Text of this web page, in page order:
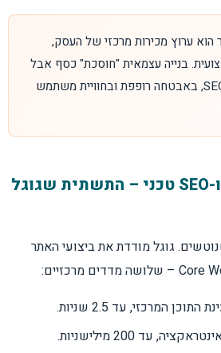
ערוץ מכירות מרכזי של העסק,
בנייה עצמאית "חוסכת" כסף אבל
"עולה" בזמן, בטעויות SEO, באבטחה רופפת ובחוויית משתמש
מהירות, מובייל ו-SEO טכני – התשתית שגוגל
גוגל מודדת את ביצועי האתר
המרכזי, עד 2.5 שניות.
עד 200 מילישניות.